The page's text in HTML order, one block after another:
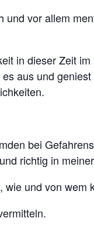
und vor allem
in dieser Zeit
aus und
bei
richtig in
und von wem